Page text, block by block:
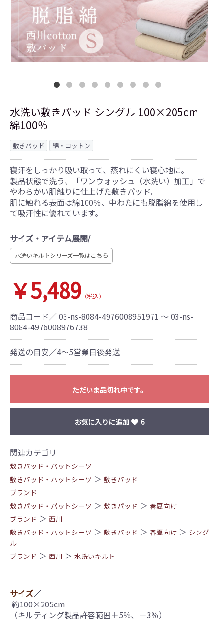
水洗い敷きパッド シングル 100×205cm
綿100％
敷きパッド 綿・コットン
寝汗をしっかり吸い取って、蒸れにくい寝心地に。
製品状態で洗う、「ワンウォッシュ（水洗い）加工」で
やわらかい肌触りに仕上げた敷きパッド。
肌に触れる表面は綿100％、中わたにも脱脂綿を使用し
て吸汗性に優れています。
サイズ・アイテム展開/
水洗いキルトシリーズ一覧はこちら
￥5,489 （税込）
商品コード／ 03-ns-8084-4976008951971 ～ 03-ns-
8084-4976008976738
発送の目安／4～5営業日後発送
ただいま品切れ中です。
お気に入りに追加 6
関連カテゴリ
敷きパッド・パットシーツ
敷きパッド・パットシーツ ＞ 敷きパッド
ブランド
敷きパッド・パットシーツ ＞ 敷きパッド ＞ 春夏向け
ブランド ＞ 西川
敷きパッド・パットシーツ ＞ 敷きパッド ＞ 春夏向け ＞ シング
ル
ブランド ＞ 西川 ＞ 水洗いキルト
サイズ／
約100×205cm
（キルティング製品許容範囲＋5％、－3％）